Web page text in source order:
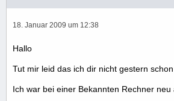
18. Januar 2009 um 12:38
Hallo
Tut mir leid das ich dir nicht gestern
Ich war bei einer Bekannten Rechner neu